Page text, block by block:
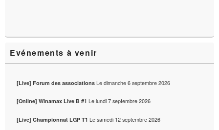
Evénements à venir
[Live] Forum des associations Ledimanche 6 septembre 2026
[Online] Winamax Live B #1 Lelundi 7 septembre 2026
[Live] Championnat LGP T1 Lesamedi 12 septembre 2026